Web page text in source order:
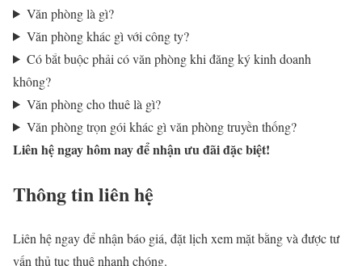
Văn phòng là gì?
Văn phòng khác gì với công ty?
Có bắt buộc phải có văn phòng khi đăng ký kinh doanh
không?
Văn phòng cho thuê là gì?
Văn phòng trọn gói khác gì văn phòng truyền thống?
Liên hệ ngay hôm nay để nhận ưu đãi đặc biệt!
Thông tin liên hệ
Liên hệ ngay để nhận báo giá, đặt lịch xem mặt bằng và được tư
vấn thủ tục thuê nhanh chóng.